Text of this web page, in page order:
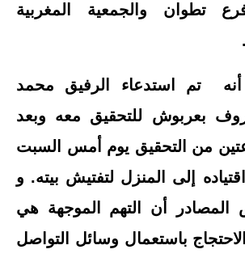
تطوان والجمعية المغربية
تم استدعاء الرفيق محمد
بعربوش للتحقيق معه وبعد
من التحقيق يوم أمس السبت
إلى المنزل لتفتيش بيته. و
أن التهم الموجهة هي
باستعمال وسائل التواصل